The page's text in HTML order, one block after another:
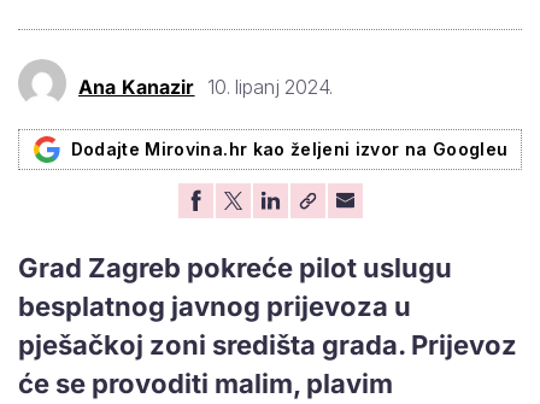
Ana Kanazir 10. lipanj 2024.
Dodajte Mirovina.hr kao željeni izvor na Googleu
Grad Zagreb pokreće pilot uslugu
besplatnog javnog prijevoza u
pješačkoj zoni središta grada. Prijevoz
će se provoditi malim, plavim